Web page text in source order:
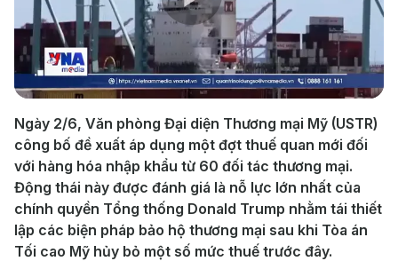
Play
Video
Ngày 2/6, Văn phòng Đại diện Thương mại Mỹ (USTR)
công bố đề xuất áp dụng một đợt thuế quan mới đối
với hàng hóa nhập khẩu từ 60 đối tác thương mại.
Động thái này được đánh giá là nỗ lực lớn nhất của
chính quyền Tổng thống Donald Trump nhằm tái thiết
lập các biện pháp bảo hộ thương mại sau khi Tòa án
Tối cao Mỹ hủy bỏ một số mức thuế trước đây.